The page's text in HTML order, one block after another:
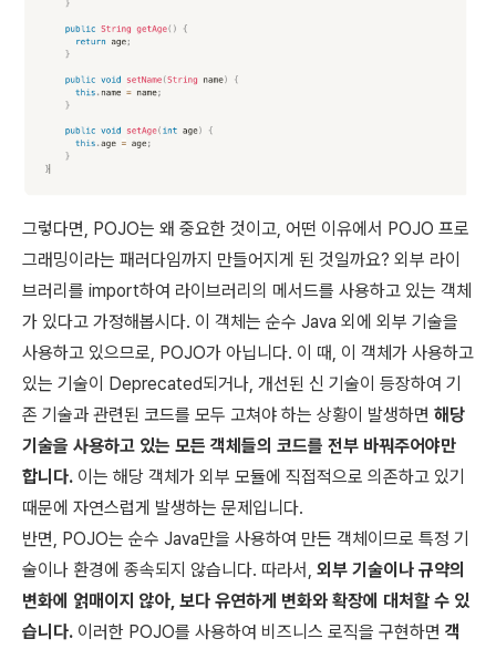
그렇다면, POJO는 왜 중요한 것이고, 어떤 이유에서 POJO 프로
그래밍이라는 패러다임까지 만들어지게 된 것일까요? 외부 라이
브러리를 import하여 라이브러리의 메서드를 사용하고 있는 객체
가 있다고 가정해봅시다. 이 객체는 순수 Java 외에 외부 기술을
사용하고 있으므로, POJO가 아닙니다. 이 때, 이 객체가 사용하고
있는 기술이 Deprecated되거나, 개선된 신 기술이 등장하여 기
존 기술과 관련된 코드를 모두 고쳐야 하는 상황이 발생하면 해당
기술을 사용하고 있는 모든 객체들의 코드를 전부 바꿔주어야만
합니다. 이는 해당 객체가 외부 모듈에 직접적으로 의존하고 있기
때문에 자연스럽게 발생하는 문제입니다.
반면, POJO는 순수 Java만을 사용하여 만든 객체이므로 특정 기
술이나 환경에 종속되지 않습니다. 따라서, 외부 기술이나 규약의
변화에 얽매이지 않아, 보다 유연하게 변화와 확장에 대처할 수 있
습니다. 이러한 POJO를 사용하여 비즈니스 로직을 구현하면 객